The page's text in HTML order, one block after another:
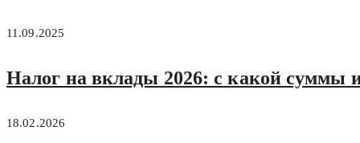
11.09.2025
Налог на вклады 2026: с какой суммы
18.02.2026